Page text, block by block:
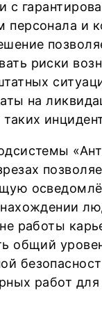
с
персонала и
риски
на
работы
общий
работ для